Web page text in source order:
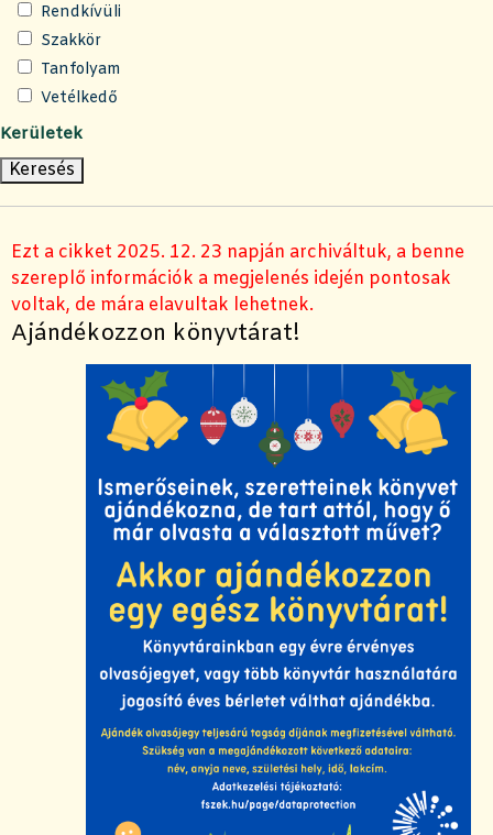
Rendkívüli
Szakkör
Tanfolyam
Vetélkedő
Kerületek
Ezt a cikket 2025. 12. 23 napján archiváltuk, a benne
szereplő információk a megjelenés idején pontosak
voltak, de mára elavultak lehetnek.
Ajándékozzon könyvtárat!